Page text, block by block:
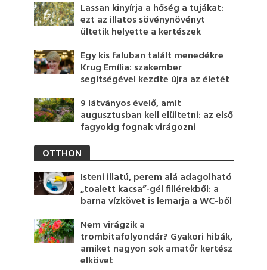
Lassan kinyírja a hőség a tujákat:
ezt az illatos sövénynövényt
ültetik helyette a kertészek
Egy kis faluban talált menedékre
Krug Emília: szakember
segítségével kezdte újra az életét
9 látványos évelő, amit
augusztusban kell elültetni: az első
fagyokig fognak virágozni
OTTHON
Isteni illatú, perem alá adagolható
„toalett kacsa”-gél fillérekből: a
barna vízkövet is lemarja a WC-ből
Nem virágzik a
trombitafolyondár? Gyakori hibák,
amiket nagyon sok amatőr kertész
elkövet